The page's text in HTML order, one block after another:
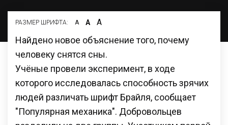
РАЗМЕР ШРИФТА: А А А
Найдено новое объяснение того, почему
человеку снятся сны.
Учёные провели эксперимент, в ходе
которого исследовалась способность зрячих
людей различать шрифт Брайля, сообщает
"Популярная механика". Добровольцев